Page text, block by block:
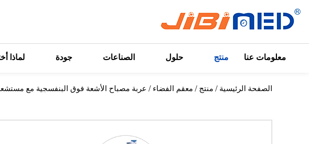
معلومات عنا منتج حلول الصناعات جودة لماذا
الصفحة الرئيسية / منتج / معقم الفضاء / عربة مصباح الأشعة فوق البنفسجية مع